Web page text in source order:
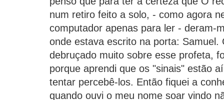
num retiro feito a solo, - como agora
computador apenas para ler - deram-
onde estava escrito na porta: Samuel.
debruçado muito sobre esse profeta,
porque aprendi que os "sinais" estão
tentar percebê-los. Então fiquei a
quando ouvi o meu nome soar vindo